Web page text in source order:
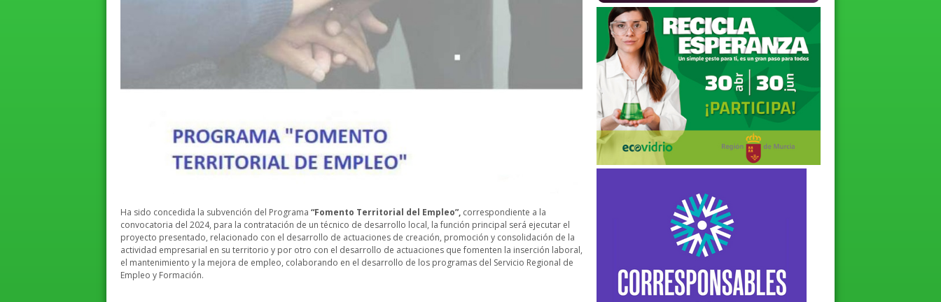
Ha sido concedida la subvención del Programa “Fomento Territorial del Empleo”, correspondiente a la
convocatoria del 2024, para la contratación de un técnico de desarrollo local, la función principal será ejecutar el
proyecto presentado, relacionado con el desarrollo de actuaciones de creación, promoción y consolidación de la
actividad empresarial en su territorio y por otro con el desarrollo de actuaciones que fomenten la inserción laboral,
el mantenimiento y la mejora de empleo, colaborando en el desarrollo de los programas del Servicio Regional de
Empleo y Formación.